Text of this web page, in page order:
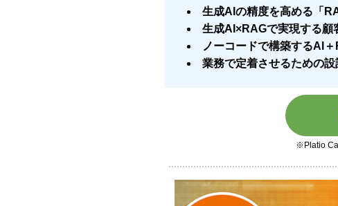
生成AIの精度を高める「
生成AI×RAGで実現する顧
ノーコードで構築するAI
業務で定着させるための
※Platio